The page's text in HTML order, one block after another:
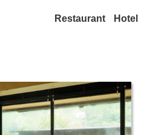
Restaurant Hotel